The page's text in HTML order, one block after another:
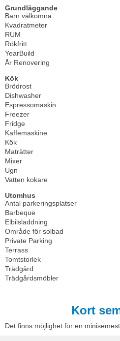
Grundläggande
Barn välkomna
Kvadratmeter
RUM
Rökfritt
YearBuild
År Renovering
Kök
Brödrost
Dishwasher
Espressomaskin
Freezer
Fridge
Kaffemaskine
Kök
Maträtter
Mixer
Ugn
Vatten kokare
Utomhus
Antal parkeringsplatser
Barbeque
Elbilsladdning
Område för solbad
Private Parking
Terrass
Tomtstorlek
Trädgård
Trädgårdsmöbler
Kort
Det finns möjlighet för en